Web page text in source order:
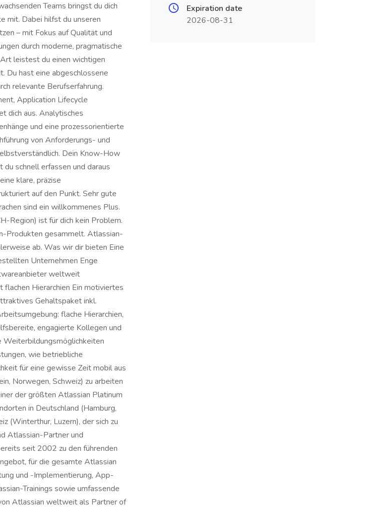
Teams bringst du dich
mit. Dabei hilfst du unseren
– mit Fokus auf Qualität und
durch moderne, pragmatische
leistest du einen wichtigen
Du hast eine abgeschlossene
relevante Berufserfahrung.
Application Lifecycle
dich aus. Analytisches
und eine prozessorientierte
von Anforderungs- und
Dein Know-How
schnell erfassen und daraus
klare, präzise
auf den Punkt. Sehr gute
sind ein willkommenes Plus.
Region) ist für dich kein Problem.
Produkten gesammelt. Atlassian-
ab. Was wir dir bieten Eine
Unternehmen Enge
weltweit
Hierarchien Ein motiviertes
Gehaltspaket inkl.
flache Hierarchien,
engagierte Kollegen und
wie betriebliche
für eine gewisse Zeit mobil aus
Norwegen, Schweiz) zu arbeiten
der größten Atlassian Platinum
in Deutschland (Hamburg,
(Winterthur, Luzern), der sich zu
Atlassian-Partner und
seit 2002 zu den führenden
für die gesamte Atlassian
und -Implementierung, App-
Trainings sowie umfassende
Atlassian weltweit als Partner of
Expiration date
2026-08-31